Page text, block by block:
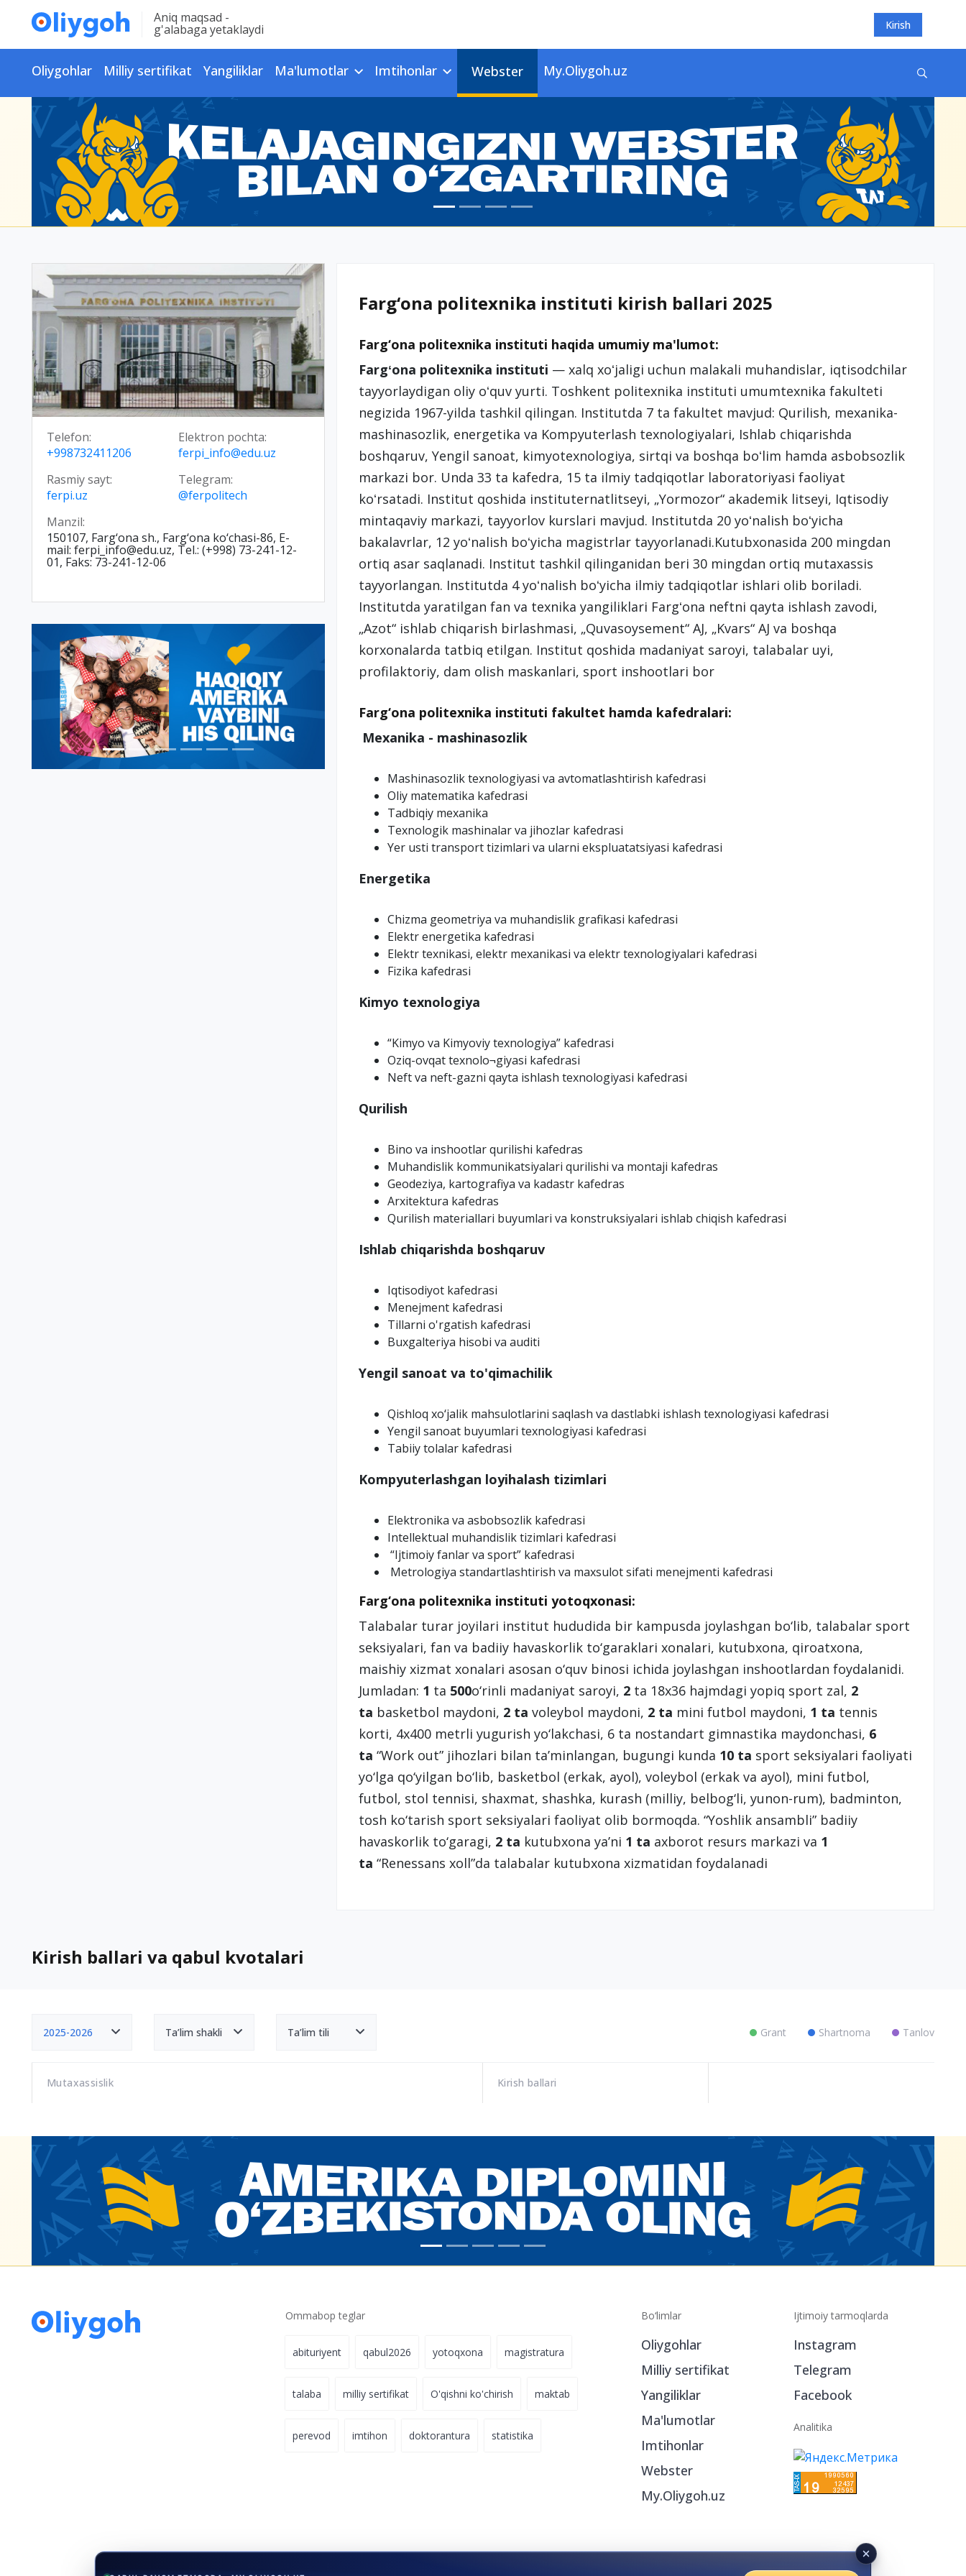
Aniq maqsad -
g'alabaga yetaklaydi Kirish
Oliygohlar Milliy sertifikat Yangiliklar Ma'lumotlar Imtihonlar Webster My.Oliygoh.uz
Telefon:
+998732411206
Elektron pochta:
ferpi_info@edu.uz
Rasmiy sayt:
ferpi.uz
Telegram:
@ferpolitech
Manzil:
150107, Farg‘ona sh., Farg‘ona ko‘chasi-86, E-
mail: ferpi_info@edu.uz, Tel.: (+998) 73-241-12-
01, Faks: 73-241-12-06
Farg‘ona politexnika instituti kirish ballari 2025
Farg‘ona politexnika instituti haqida umumiy ma'lumot:
Fargʻona politexnika instituti — xalq xoʻjaligi uchun malakali muhandislar, iqtisodchilar
tayyorlaydigan oliy oʻquv yurti. Toshkent politexnika instituti umumtexnika fakulteti
negizida 1967-yilda tashkil qilingan. Institutda 7 ta fakultet mavjud: Qurilish, mexanika-
mashinasozlik, energetika va Kompyuterlash texnologiyalari, Ishlab chiqarishda
boshqaruv, Yengil sanoat, kimyotexnologiya, sirtqi va boshqa boʻlim hamda asbobsozlik
markazi bor. Unda 33 ta kafedra, 15 ta ilmiy tadqiqotlar laboratoriyasi faoliyat
koʻrsatadi. Institut qoshida instituternatlitseyi, „Yormozor“ akademik litseyi, Iqtisodiy
mintaqaviy markazi, tayyorlov kurslari mavjud. Institutda 20 yoʻnalish boʻyicha
bakalavrlar, 12 yoʻnalish boʻyicha magistrlar tayyorlanadi.Kutubxonasida 200 mingdan
ortiq asar saqlanadi. Institut tashkil qilinganidan beri 30 mingdan ortiq mutaxassis
tayyorlangan. Institutda 4 yoʻnalish boʻyicha ilmiy tadqiqotlar ishlari olib boriladi.
Institutda yaratilgan fan va texnika yangiliklari Fargʻona neftni qayta ishlash zavodi,
„Azot“ ishlab chiqarish birlashmasi, „Quvasoysement“ AJ, „Kvars“ AJ va boshqa
korxonalarda tatbiq etilgan. Institut qoshida madaniyat saroyi, talabalar uyi,
profilaktoriy, dam olish maskanlari, sport inshootlari bor
Farg‘ona politexnika instituti fakultet hamda kafedralari:
Mexanika - mashinasozlik
Mashinasozlik texnologiyasi va avtomatlashtirish kafedrasi
Oliy matematika kafedrasi
Tadbiqiy mexanika
Texnologik mashinalar va jihozlar kafedrasi
Yer usti transport tizimlari va ularni ekspluatatsiyasi kafedrasi
Energetika
Chizma geometriya va muhandislik grafikasi kafedrasi
Elektr energetika kafedrasi
Elektr texnikasi, elektr mexanikasi va elektr texnologiyalari kafedrasi
Fizika kafedrasi
Kimyo texnologiya
“Kimyo va Kimyoviy texnologiya” kafedrasi
Oziq-ovqat texnolo¬giyasi kafedrasi
Neft va neft-gazni qayta ishlash texnologiyasi kafedrasi
Qurilish
Bino va inshootlar qurilishi kafedras
Muhandislik kommunikatsiyalari qurilishi va montaji kafedras
Geodeziya, kartografiya va kadastr kafedras
Arxitektura kafedras
Qurilish materiallari buyumlari va konstruksiyalari ishlab chiqish kafedrasi
Ishlab chiqarishda boshqaruv
Iqtisodiyot kafedrasi
Menejment kafedrasi
Tillarni o'rgatish kafedrasi
Buxgalteriya hisobi va auditi
Yengil sanoat va to'qimachilik
Qishloq xo‘jalik mahsulotlarini saqlash va dastlabki ishlash texnologiyasi kafedrasi
Yengil sanoat buyumlari texnologiyasi kafedrasi
Tabiiy tolalar kafedrasi
Kompyuterlashgan loyihalash tizimlari
Elektronika va asbobsozlik kafedrasi
Intellektual muhandislik tizimlari kafedrasi
“Ijtimoiy fanlar va sport” kafedrasi
Metrologiya standartlashtirish va maxsulot sifati menejmenti kafedrasi
Farg‘ona politexnika instituti yotoqxonasi:
Talabalar turar joyilari institut hududida bir kampusda joylashgan bo‘lib, talabalar sport
seksiyalari, fan va badiiy havaskorlik to‘garaklari xonalari, kutubxona, qiroatxona,
maishiy xizmat xonalari asosan o‘quv binosi ichida joylashgan inshootlardan foydalanidi.
Jumladan: 1 ta 500o‘rinli madaniyat saroyi, 2ta 18x36 hajmdagi yopiq sport zal, 2
ta basketbol maydoni, 2 ta voleybol maydoni, 2 ta mini futbol maydoni, 1 ta tennis
korti, 4x400 metrli yugurish yo‘lakchasi, 6 ta nostandart gimnastika maydonchasi, 6
ta “Work out” jihozlari bilan ta’minlangan, bugungi kunda 10 ta sport seksiyalari faoliyati
yo‘lga qo‘yilgan bo‘lib, basketbol (erkak, ayol), voleybol (erkak va ayol), mini futbol,
futbol, stol tennisi, shaxmat, shashka, kurash (milliy, belbog‘li, yunon-rum), badminton,
tosh ko‘tarish sport seksiyalari faoliyat olib bormoqda. “Yoshlik ansambli” badiiy
havaskorlik to‘garagi, 2 ta kutubxona ya’ni 1 ta axborot resurs markazi va 1
ta “Renessans xoll”da talabalar kutubxona xizmatidan foydalanadi
Kirish ballari va qabul kvotalari
2025-2026 Ta’lim shakli Ta’lim tili Grant Shartnoma Tanlov
Mutaxassislik Kirish ballari
Ommabop teglar
abituriyent qabul2026 yotoqxona magistratura
talaba milliy sertifikat O'qishni ko'chirish maktab
perevod imtihon doktorantura statistika
Bo‘limlar
Oliygohlar
Milliy sertifikat
Yangiliklar
Ma'lumotlar
Imtihonlar
Webster
My.Oliygoh.uz
Ijtimoiy tarmoqlarda
Instagram
Telegram
Facebook
Analitika